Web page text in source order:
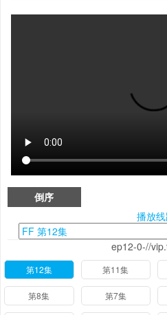
倒序
播放
ep12-0-//
第12集 第11集
第8集 第7集